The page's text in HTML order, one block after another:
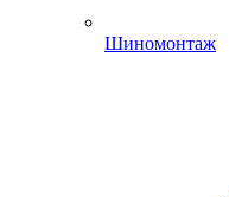
Шиномонтаж